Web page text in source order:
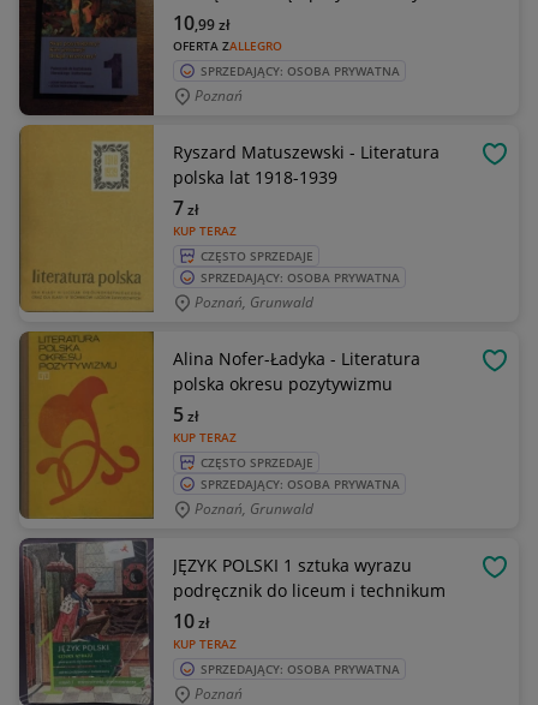
OFERTA ZALLEGRO
10,99zł
SPRZEDAJĄCY: OSOBA PRYWATNA
Poznań
Ryszard Matuszewski - Literatura
polska lat 1918-1939
KUP TERAZ
7zł
CZĘSTO SPRZEDAJE
SPRZEDAJĄCY: OSOBA PRYWATNA
Poznań, Grunwald
Alina Nofer-Ładyka - Literatura
polska okresu pozytywizmu
KUP TERAZ
5zł
CZĘSTO SPRZEDAJE
SPRZEDAJĄCY: OSOBA PRYWATNA
Poznań, Grunwald
JĘZYK POLSKI 1 sztuka wyrazu
podręcznik do liceum i technikum
KUP TERAZ
10zł
SPRZEDAJĄCY: OSOBA PRYWATNA
Poznań